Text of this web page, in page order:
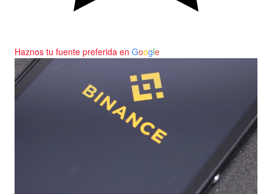
Haznos tu fuente preferida en Google